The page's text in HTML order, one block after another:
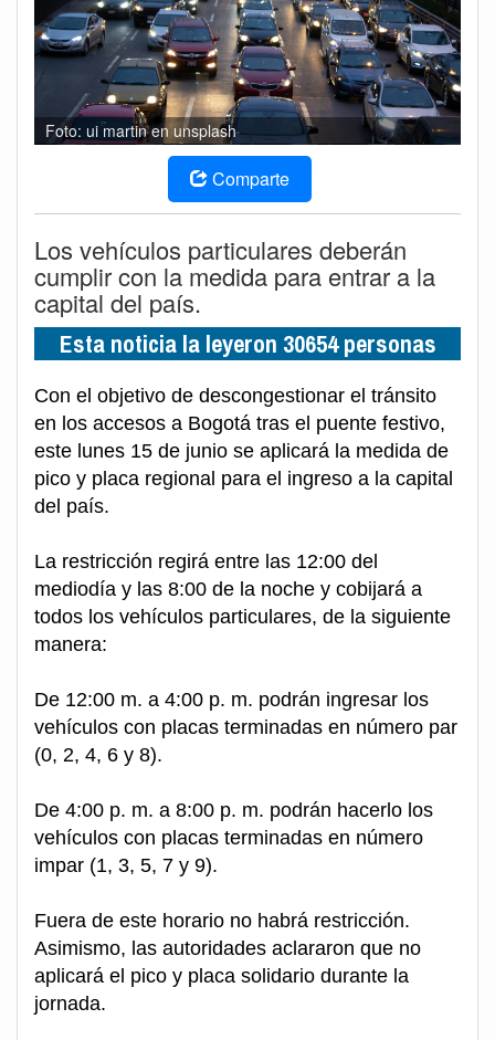
Foto: ui martin en unsplash
Comparte
Los vehículos particulares deberán
cumplir con la medida para entrar a la
capital del país.
Esta noticia la leyeron 30654 personas
Con el objetivo de descongestionar el tránsito
en los accesos a Bogotá tras el puente festivo,
este lunes 15 de junio se aplicará la medida de
pico y placa regional para el ingreso a la capital
del país.
La restricción regirá entre las 12:00 del
mediodía y las 8:00 de la noche y cobijará a
todos los vehículos particulares, de la siguiente
manera:
De 12:00 m. a 4:00 p. m. podrán ingresar los
vehículos con placas terminadas en número par
(0, 2, 4, 6 y 8).
De 4:00 p. m. a 8:00 p. m. podrán hacerlo los
vehículos con placas terminadas en número
impar (1, 3, 5, 7 y 9).
Fuera de este horario no habrá restricción.
Asimismo, las autoridades aclararon que no
aplicará el pico y placa solidario durante la
jornada.